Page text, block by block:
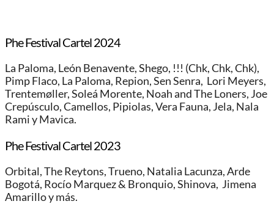
Phe Festival Cartel 2024
La Paloma, León Benavente, Shego, !!! (Chk, Chk, Chk),
Pimp Flaco, La Paloma, Repion, Sen Senra, Lori Meyers,
Trentemøller, Soleá Morente, Noah and The Loners, Joe
Crepúsculo, Camellos, Pipiolas, Vera Fauna, Jela, Nala
Rami y Mavica.
Phe Festival Cartel 2023
Orbital, The Reytons, Trueno, Natalia Lacunza, Arde
Bogotá, Rocío Marquez & Bronquio, Shinova, Jimena
Amarillo y más.